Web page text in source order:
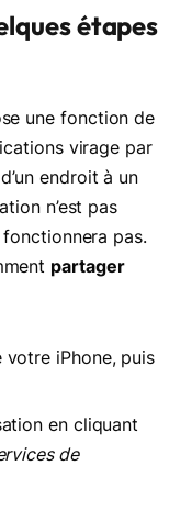
étapes
une fonction de
virage par
endroit à un
n’est pas
pas.
partager
votre iPhone, puis
en cliquant
de